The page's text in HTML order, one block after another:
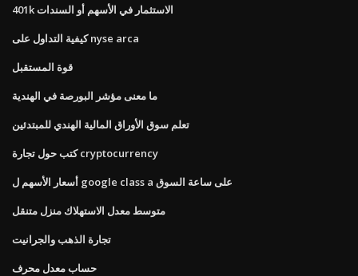
401k الاستثمار في الأسهم أو السندات
كيفية التداول على nyse arca
قوة المستقبل
ما معنى مؤشر البورصة في الهندية
تعلم سوق الأوراق المالية الهندي للمبتدئين
كتب حول تجارة cryptocurrency
أسعار الأسهم ل google class a على ساعة السوق
متوسط ​​معدل الاستهلاك منزل متنقل
تجارة الذهب والجرانيت
حساب معدل محرف